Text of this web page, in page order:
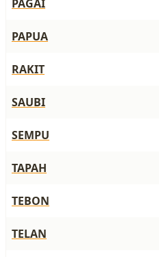
PAGAI
PAPUA
RAKIT
SAUBI
SEMPU
TAPAH
TEBON
TELAN